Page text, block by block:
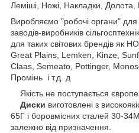
Леміші, Ножі, Накладки, Долота,
Виробляємо "робочі органи" для
заводів-виробників
для таких світових брендів як
Great Plains, Lemken, Kinze,
Claas, Semeato, Pottinger,
Промінь і т.д. д
Якість не поступається
Диски виготовлені з
65Г і боровмісних сталей 30-
залежно від призначення.